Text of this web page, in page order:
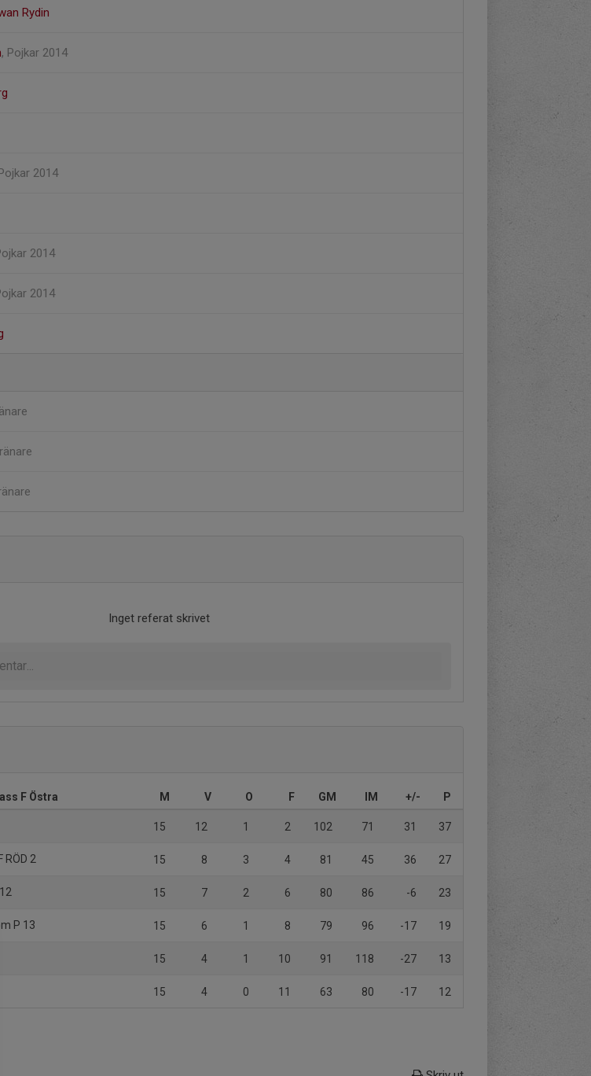
Rydin
, Pojkar 2014
2014
2014
2014
Inget referat skrivet
F Östra M V O F GM IM +/- P
15 12 1 2 102 71 31 37
RÖD 2 15 8 3 4 81 45 36 27
15 7 2 6 80 86 -6 23
P 13 15 6 1 8 79 96 -17 19
15 4 1 10 91 118 -27 13
15 4 0 11 63 80 -17 12